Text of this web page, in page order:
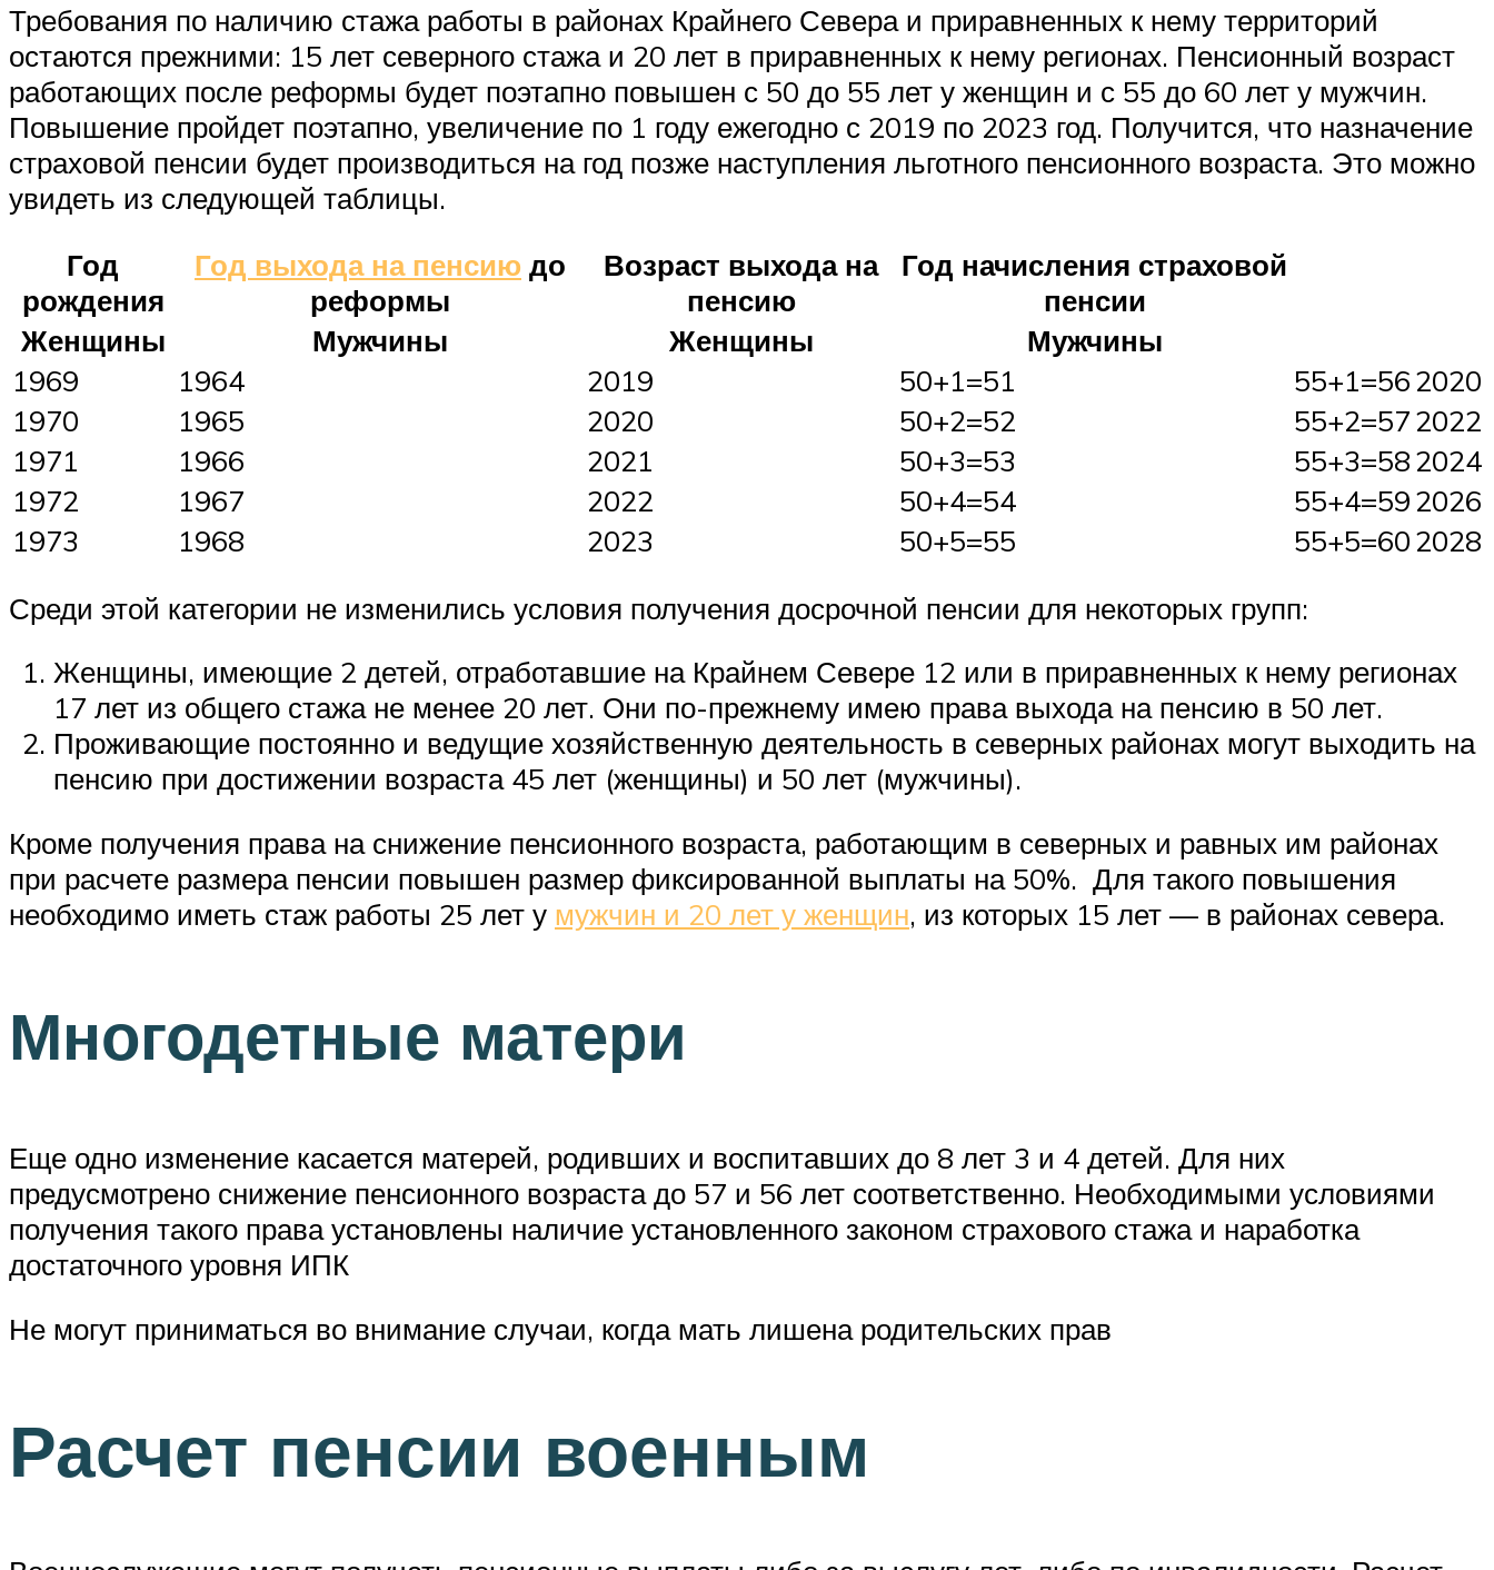
Требования по наличию стажа работы в районах Крайнего Севера и приравненных к нему территорий
остаются прежними: 15 лет северного стажа и 20 лет в приравненных к нему регионах. Пенсионный возраст
работающих после реформы будет поэтапно повышен с 50 до 55 лет у женщин и с 55 до 60 лет у мужчин.
Повышение пройдет поэтапно, увеличение по 1 году ежегодно с 2019 по 2023 год. Получится, что назначение
страховой пенсии будет производиться на год позже наступления льготного пенсионного возраста. Это можно
увидеть из следующей таблицы.
Год
рождения
Год выхода на пенсию до
реформы
Возраст выхода на
пенсию
Год начисления страховой
пенсии
Женщины
Мужчины Женщины
Мужчины
1969
1964 2019 50+1=51 55+1=562020
1970
1965 2020 50+2=52 55+2=572022
1971
1966 2021 50+3=53 55+3=582024
1972
1967 2022 50+4=54 55+4=592026
1973
1968 2023 50+5=55 55+5=602028
Среди этой категории не изменились условия получения досрочной пенсии для некоторых групп:
Женщины, имеющие 2 детей, отработавшие на Крайнем Севере 12 или в приравненных к нему регионах
17 лет из общего стажа не менее 20 лет. Они по-прежнему имею права выхода на пенсию в 50 лет.
Проживающие постоянно и ведущие хозяйственную деятельность в северных районах могут выходить на
пенсию при достижении возраста 45 лет (женщины) и 50 лет (мужчины).
Кроме получения права на снижение пенсионного возраста, работающим в северных и равных им районах
при расчете размера пенсии повышен размер фиксированной выплаты на 50%. Для такого повышения
необходимо иметь стаж работы 25 лет у мужчин и 20 лет у женщин, из которых 15 лет — в районах севера.
Многодетные матери
Еще одно изменение касается матерей, родивших и воспитавших до 8 лет 3 и 4 детей. Для них
предусмотрено снижение пенсионного возраста до 57 и 56 лет соответственно. Необходимыми условиями
получения такого права установлены наличие установленного законом страхового стажа и наработка
достаточного уровня ИПК
Не могут приниматься во внимание случаи, когда мать лишена родительских прав
Расчет пенсии военным